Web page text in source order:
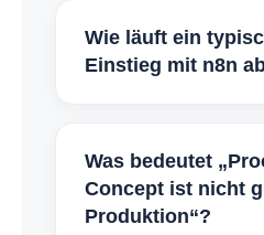
Wie läuft ein
Einstieg mit n8n
Was bedeutet
Concept ist nicht
Produktion“?